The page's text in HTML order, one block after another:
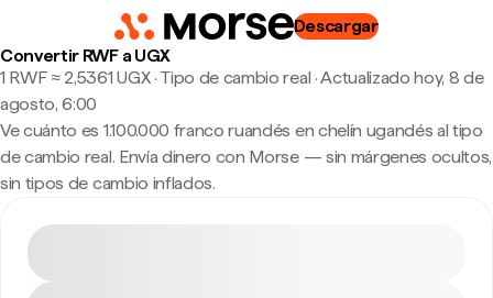
Descargar
Convertir RWF a UGX
1 RWF ≈ 2,5361 UGX · Tipo de cambio real ·Actualizado hoy, 8 de
agosto, 6:00
Ve cuánto es 1.100.000 franco ruandés en chelín ugandés al tipo
de cambio real. Envía dinero con Morse — sin márgenes ocultos,
sin tipos de cambio inflados.